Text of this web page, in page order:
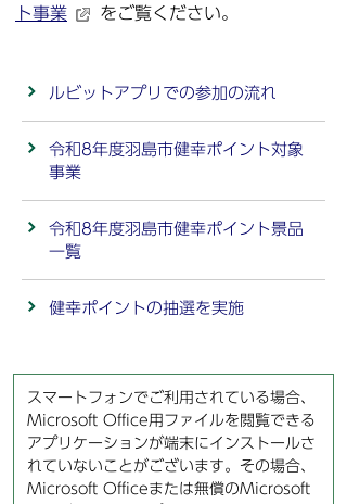
ト事業
をご覧ください。
ルビットアプリでの参加の流れ
令和8年度羽島市健幸ポイント対象
事業
令和8年度羽島市健幸ポイント景品
一覧
健幸ポイントの抽選を実施
スマートフォンでご利用されている場合、
Microsoft Office用ファイルを閲覧できる
アプリケーションが端末にインストールさ
れていないことがございます。その場合、
Microsoft Officeまたは無償のMicrosoft